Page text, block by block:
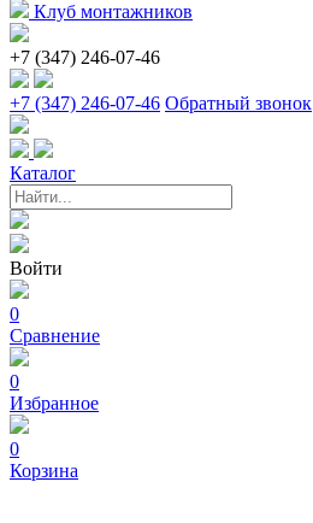
Клуб монтажников
+7 (347) 246-07-46
+7 (347) 246-07-46 Обратный звонок
Каталог
Войти
0
Сравнение
0
Избранное
0
Корзина